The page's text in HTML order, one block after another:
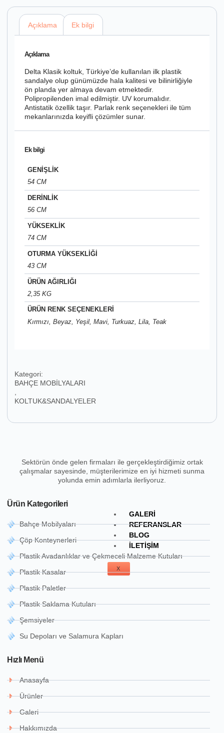
GALERI
REFERANSLAR
BLOG
İLETIŞIM
X
Açıklama Ek bilgi
Açıklama
Delta Klasik koltuk, Türkiye’de kullanılan ilk plastik
sandalye olup günümüzde hala kalitesi ve bilinirliğiyle
ön planda yer almaya devam etmektedir.
Polipropilenden imal edilmiştir. UV korumalıdır.
Antistatik özellik taşır. Parlak renk seçenekleri ile tüm
mekanlarınızda keyifli çözümler sunar.
Ek bilgi
GENİŞLİK
54 CM
DERİNLİK
56 CM
YÜKSEKLİK
74 CM
OTURMA YÜKSEKLİĞİ
43 CM
ÜRÜN AĞIRLIĞI
2,35 KG
ÜRÜN RENK SEÇENEKLERİ
Kırmızı, Beyaz, Yeşil, Mavi, Turkuaz, Lila, Teak
Kategori:
BAHÇE MOBİLYALARI
KOLTUK&SANDALYELER
Sektörün önde gelen firmaları ile gerçekleştirdiğimiz ortak
çalışmalar sayesinde, müşterilerimize en iyi hizmeti sunma
yolunda emin adımlarla ilerliyoruz.
Ürün Kategorileri
Bahçe Mobilyaları
Çöp Konteynerleri
Plastik Avadanlıklar ve Çekmeceli Malzeme Kutuları
Plastik Kasalar
Plastik Paletler
Plastik Saklama Kutuları
Şemsiyeler
Su Depoları ve Salamura Kapları
Hızlı Menü
Anasayfa
Ürünler
Galeri
Hakkımızda